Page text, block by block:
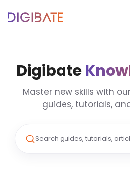
Digibate
Master new skills with
guides, tutorials,
Search guides, tutorials,